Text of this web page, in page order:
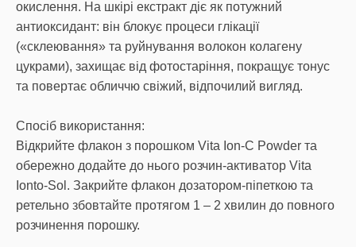
окислення. На шкірі екстракт діє як потужний
антиоксидант: він блокує процеси глікації
(«склеювання» та руйнування волокон колагену
цукрами), захищає від фотостаріння, покращує тонус
та повертає обличчю свіжий, відпочилий вигляд.
Спосіб використання:
Відкрийте флакон з порошком Vita Ion-C Powder та
обережно додайте до нього розчин-активатор Vita
Ionto-Sol. Закрийте флакон дозатором-піпеткою та
ретельно збовтайте протягом 1 – 2 хвилин до повного
розчинення порошку.